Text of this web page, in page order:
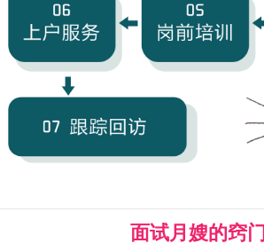
面试月嫂的窍门